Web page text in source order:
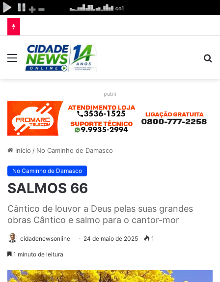
Menu
publi
Início / No Caminho de Damasco
No Caminho de Damasco
SALMOS 66
Cântico de louvor a Deus pelas suas grandes
obras Cântico e salmo para o cantor-mor
cidadenewsonline 24 de maio de 2025 1
1 minuto de leitura